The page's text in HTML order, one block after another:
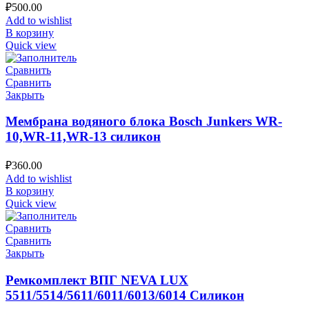
₽500.00
Add to wishlist
В корзину
Quick view
Сравнить
Сравнить
Закрыть
Мембрана водяного блока Bosch Junkers WR-
10,WR-11,WR-13 силикон
₽360.00
Add to wishlist
В корзину
Quick view
Сравнить
Сравнить
Закрыть
Ремкомплект ВПГ NEVA LUX
5511/5514/5611/6011/6013/6014 Силикон